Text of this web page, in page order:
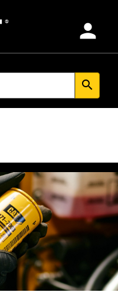
person
search